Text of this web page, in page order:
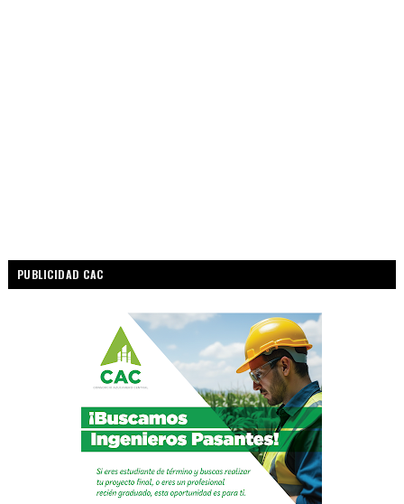
PUBLICIDAD CAC